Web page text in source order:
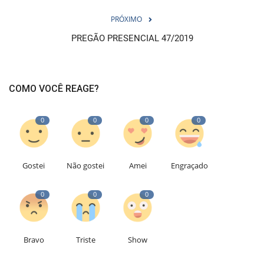
PRÓXIMO
PREGÃO PRESENCIAL 47/2019
COMO VOCÊ REAGE?
0
Gostei
0
Não gostei
0
Amei
0
Engraçado
0
Bravo
0
Triste
0
Show